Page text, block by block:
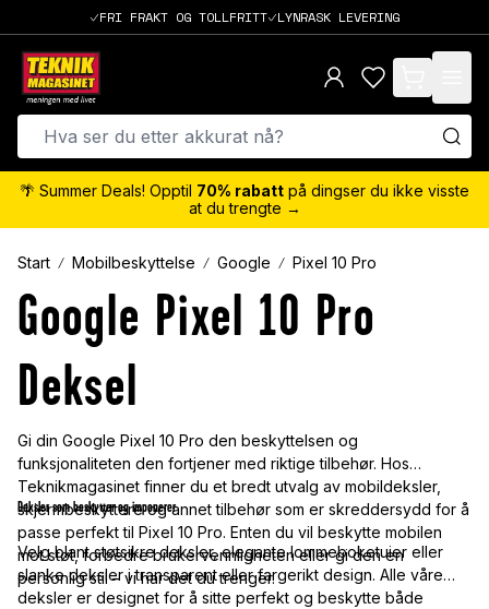
FRI FRAKT OG TOLLFRITT LYNRASK LEVERING
items in cart,
🌴 Summer Deals! Opptil 70% rabatt på dingser du ikke visste
at du trengte →
Start Mobilbeskyttelse Google Pixel 10 Pro
Google Pixel 10 Pro
Deksel
Gi din Google Pixel 10 Pro den beskyttelsen og
funksjonaliteten den fortjener med riktige tilbehør. Hos
Teknikmagasinet finner du et bredt utvalg av mobildeksler,
skjermbeskyttere og annet tilbehør som er skreddersydd for å
passe perfekt til Pixel 10 Pro. Enten du vil beskytte mobilen
mot støt, forbedre brukervennligheten eller gi den en
personlig stil – vi har det du trenger.
Deksler som beskytter og imponerer
Velg blant støtsikre deksler, elegante lommeboketuier eller
slanke deksler i transparent eller fargerikt design. Alle våre
deksler er designet for å sitte perfekt og beskytte både